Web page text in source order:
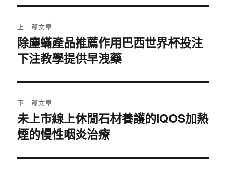
章
導
覽
上一篇文章
上
一
文
章:
除塵蟎產品推薦作用巴西世界杯投注
下注教學提供早洩藥
下一篇文章
下
一
文
未上市線上休閒石材養護的IQOS加熱
煙的慢性咽炎治療